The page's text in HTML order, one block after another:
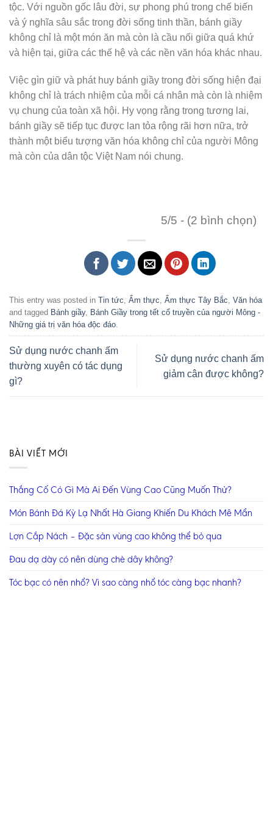
tộc. Với nguồn gốc lâu đời, sự phong phú trong chế biến
và ý nghĩa sâu sắc trong đời sống tinh thần, bánh giầy
không chỉ là một món ăn mà còn là cầu nối giữa quá khứ
và hiện tại, giữa các thế hệ và các nền văn hóa khác nhau.
Việc gìn giữ và phát huy bánh giầy trong đời sống hiện đại
không chỉ là trách nhiệm của mỗi cá nhân mà còn là nhiệm
vụ chung của toàn xã hội. Hy vọng rằng trong tương lai,
bánh giầy sẽ tiếp tục được lan tỏa rộng rãi hơn nữa, trở
thành một biểu tượng văn hóa không chỉ của người Mông
mà còn của dân tộc Việt Nam nói chung.
5/5 - (2 bình chọn)
This entry was posted in Tin tức Ẩm thực Ẩm thực Tây Bắc Văn hóa
and tagged Bánh giầy, Bánh Giầy trong tết cổ truyền của người Mông -
Những giá trị văn hóa độc đáo
Sử dụng nước chanh ấm
thường xuyên có tác dụng
gì?
Sử dụng nước chanh ấm
giảm cân được không?
BÀI VIẾT MỚI
Thắng Cố Có Gì Mà Ai Đến Vùng Cao Cũng Muốn Thử?
Món Bánh Đá Kỳ Lạ Nhất Hà Giang Khiến Du Khách Mê Mẩn
Lợn Cắp Nách – Đặc sản vùng cao không thể bỏ qua
Đau dạ dày có nên dùng chè dây không?
Tóc bạc có nên nhổ? Vì sao càng nhổ tóc càng bạc nhanh?